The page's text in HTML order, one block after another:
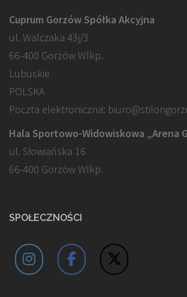
Cuprum Gorzów Spółka Akcyjna
ul. Walczaka 43j/3
66-400 Gorzów Wlkp.
Lubuskie
POLSKA
Poczta elektroniczna:
Hala Sportowo-Widowiskowa „Arena
ul. Słowiańska 16
66-400 Gorzów Wlkp.
SPOŁECZNOŚCI